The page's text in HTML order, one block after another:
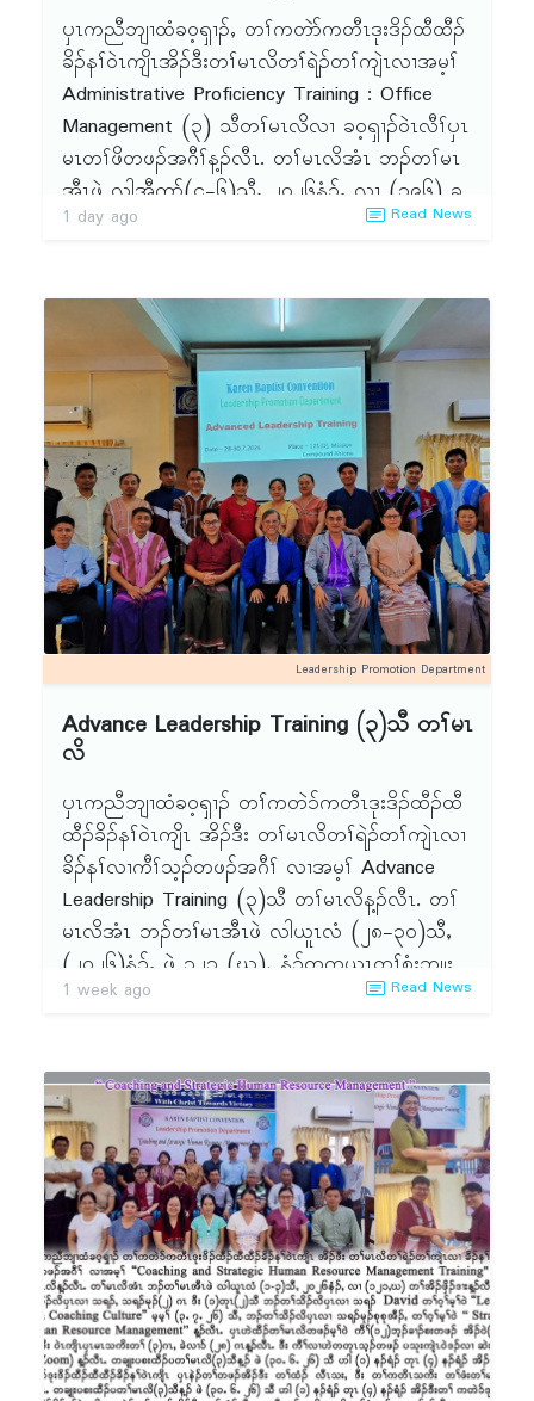
ၦၤကညီဘျၢထံခဝ့ၡၢၣ်ႇ တၢ်ကတဲာ်ကတီၤဒုးဒိၣ်ထီထီၣ်
ခိၣ်နၢ်ဝဲၤကျိၤအိၣ်ဒီးတၢ်မၤလိတၢ်ရဲၣ်တၢ်ကျဲၤလၢအမ့ၢ်
Administrative Proficiency Training : Office
Management (၃) သီတၢ်မၤလိလၢ ခဝ့ၡၢၣ်ဝဲၤလီၢ်ၦၤ
မၤတၢ်ဖိတဖၣ်အဂီၢ်န့ၣ်လီၤ. တၢ်မၤလိအံၤ ဘၣ်တၢ်မၤ
အီၤဖဲ လါအီကူာ်(၄-၆)သီႇ ၂ဝ၂၆နံၣ်ႇ လၢ (၃၉၆) ခ
ဝ့ၡၢၣ်တၢ်အိၣ်ဖှိၣ်ဒၢး ဒီးဘၣ်တၢ်သိၣ်လိအီၤလၢ သရၣ်
ဝဲၤလီၤၦၤမၤတၢ်ဖိတဖၣ်န့ၣ်လီၤ.
1 day ago Read News
Leadership Promotion Department
Advance Leadership Training (၃)သီ တၢ်မၤ
လိ
ၦၤကညီဘျၢထံခဝ့ၡၢၣ် တၢ်ကတဲ၁်ကတီၤဒုးဒိၣ်ထီၣ်ထီ
ထီၣ်ခိၣ်နၢ်ဝဲၤကျိၤ အိၣ်ဒီး တၢ်မၤလိတၢ်ရဲၣ်တၢ်ကျဲၤလၢ
ခိၣ်နၢ်လၢကီၢ်သ့ၣ်တဖၣ်အဂီၢ် လၢအမ့ၢ် Advance
Leadership Training (၃)သီ တၢ်မၤလိန့ၣ်လီၤ. တၢ်
မၤလိအံၤ ဘၣ်တၢ်မၤအီၤဖဲ လါယူၤလံ (၂၈-၃ဝ)သီႇ
(၂ဝ၂၆)နံၣ်ႇ ဖဲ ၁၂၁ (ဃ), နံၣ်တကယၤတၢ်စံးဘျုး
တၢ်သူၣ်ထီၣ်ႇ တၢ်အိၣ်ဖှိၣ်ဒၢးႇ အလူၣ်ႇ ဝ့ၢ်တကူၣ်န့ၣ်
ၦၤပၢၤလီၤဆ့ၣ်နီၤမ့ၢ် သရၣ်မုၣ်နီၢ်လ့လ့မၠ့းႇ ၦၤဟ့ၣ်တၢ်
ကစီၣ် ဒီးကထၢၣ်ယိၤအ့လးႇ ၦၤထုကဖၣ်တၢ်ဒီးဆိၣ်
ဂ့ၤပျၢ်တၢ်မ့ၢ် သရၣ်ဒိၣ်ယွၤဒုးမူန့ၣ်လီၤ. တၢ်သိၣ်လိတ
ဘျီအံၤ ၦၤသိၣ်လိတၢ်မ့ၢ် Dr.Ivan,Thara S.Nain
Than န့ၣ်လီၤ. ၦၤဟဲထီၣ်တၢ်မၤလိတဖၣ်မ့ၢ်ဝဲ
ကီၢ်(၁၂)ဘ့ၣ် ခၢၣ်စးတဖၣ် အိၣ်ဝဲ (၁၈)ဂၤ ဃု၁်ဒီးဝဲၤ
ကျိၤၦၤမၤသကိးတၢ် (၄)ဂၤႇ ခဲလၢ၁် (၂၂) ဂၤန့ၣ်လီၤ.
တၢ်သိၣ်လိဝံၤဒီး ဖဲလါယူၤလံ (၃ဝ) ဟါ(၄းဝဝ)နၣ်ရံၣ်
အိၣ်ဒီးတၢ်မၤလၤကပီၤဒီး တၢ်ဘူၣ်တၢ်ဘါ
တၢ်ရဲၣ်တၢ်ကျဲၤန့ၣ်လီၤ.
1 week ago Read News